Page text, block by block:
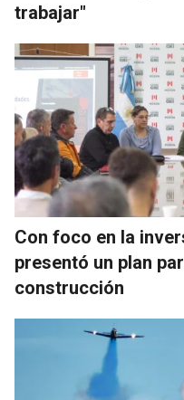
trabajar"
Con foco en la
presentó un plan
construcción